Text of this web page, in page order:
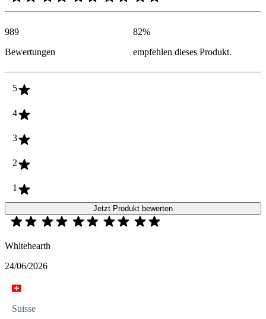
989
Bewertungen
82%
empfehlen dieses Produkt.
5
4
3
2
1
Jetzt Produkt bewerten
Whitehearth
24/06/2026
Suisse